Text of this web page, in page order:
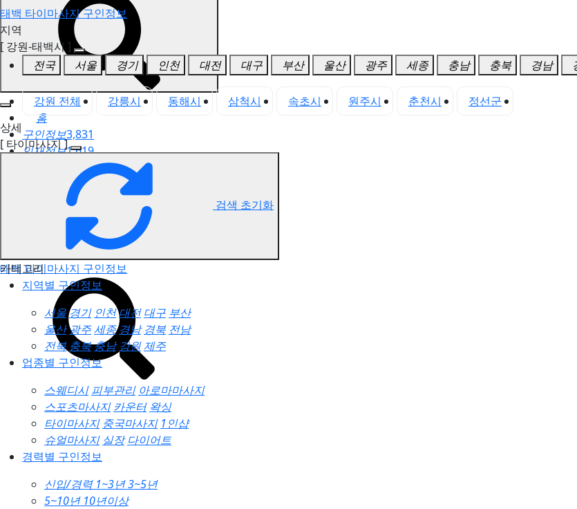
홈
구인정보3,831
인재정보1,619
고객센터
전국업체정보
마사지가이드
업체 서비스 관리
태백 타이마사지 구인정보
태백 타이마사지 구인정보
지역
[ 강원-태백시 ]
전국
서울 경기 인천 대전 대구 부산 울산 광주 세종 충남 충북 경남
강원 전체 강릉시 동해시 삼척시 속초시 원주시 춘천시 정선군
상세
[ 타이마사지 ]
검색 초기화
카테고리
지역별 구인정보
서울경기 인천대전 대구 부산
울산광주세종경남 경북 전남
전북 충북충남 강원제주
업종별 구인정보
스웨디시 피부관리 아로마마사지
스포츠마사지 카운터 왁싱
타이마사지 중국마사지 1인샵
슈얼마사지 실장 다이어트
경력별 구인정보
신입/경력 1~3년3~5년
5~10년 10년이상